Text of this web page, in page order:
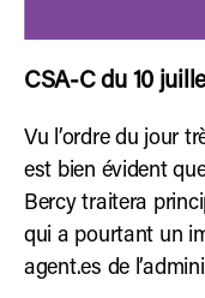
CSA-C du 10
Vu l’ordre du jour
est bien évident
Bercy traitera
qui a pourtant un
agent.es de